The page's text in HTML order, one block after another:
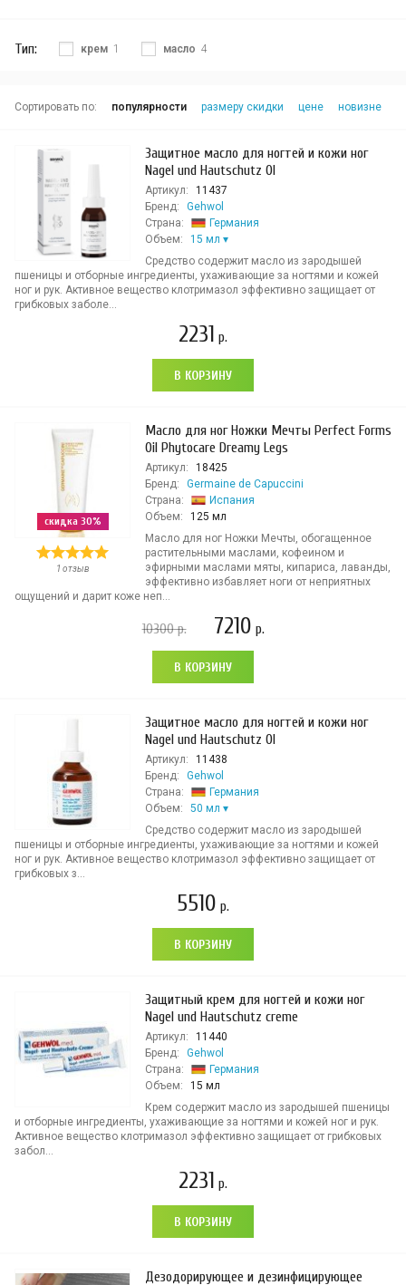
Тип: крем 1 масло 4
Сортировать по: популярности размеру скидки цене новизне
Защитное масло для ногтей и кожи ног
Nagel und Hautschutz Ol
Артикул:
11437
Бренд:
Gehwol
Страна:
Германия
Объем:
15 мл
Средство содержит масло из зародышей
пшеницы и отборные ингредиенты, ухаживающие за ногтями и кожей
ног и рук. Активное вещество клотримазол эффективно защищает от
грибковых заболе...
2231 р.
В КОРЗИНУ
скидка 30%
1 отзыв
Масло для ног Ножки Мечты Perfect Forms
Oil Phytocare Dreamy Legs
Артикул:
18425
Бренд:
Germaine de Capuccini
Страна:
Испания
Объем:
125 мл
Масло для ног Ножки Мечты, обогащенное
растительными маслами, кофеином и
эфирными маслами мяты, кипариса, лаванды,
эффективно избавляет ноги от неприятных
ощущений и дарит коже неп...
10300р. 7210 р.
В КОРЗИНУ
Защитное масло для ногтей и кожи ног
Nagel und Hautschutz Ol
Артикул:
11438
Бренд:
Gehwol
Страна:
Германия
Объем:
50 мл
Средство содержит масло из зародышей
пшеницы и отборные ингредиенты, ухаживающие за ногтями и кожей
ног и рук. Активное вещество клотримазол эффективно защищает от
грибковых з...
5510 р.
В КОРЗИНУ
Защитный крем для ногтей и кожи ног
Nagel und Hautschutz creme
Артикул:
11440
Бренд:
Gehwol
Страна:
Германия
Объем:
15 мл
Крем содержит масло из зародышей пшеницы
и отборные ингредиенты, ухаживающие за ногтями и кожей ног и рук.
Активное вещество клотримазол эффективно защищает от грибковых
забол...
2231 р.
В КОРЗИНУ
Дезодорирующее и дезинфицирующее